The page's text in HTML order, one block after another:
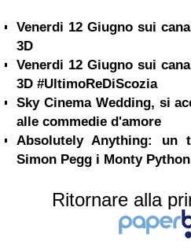
Venerdi 12 Giugno sui
3D
Venerdi 12 Giugno sui
3D #UltimoReDiScozia
Sky Cinema Wedding, si
alle commedie d'amore
Absolutely Anything: un
Simon Pegg i Monty
Ritornare alla